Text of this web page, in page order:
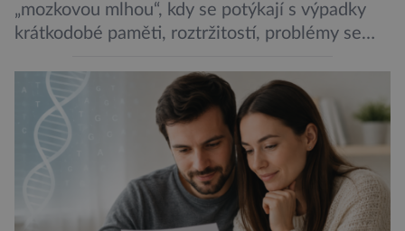
„mozkovou mlhou“, kdy se potýkají s výpadky
krátkodobé paměti, roztržitostí, problémy se
obtíže byly dlouhou dobu připisovány
nedostatku spánku a stresu při péči o
novorozence. Nyní se však ukazuje, že za tím
stojí změny v mozku vyvolané těhotenstvím!
Poporodní mozková mlha, v angličtině […]